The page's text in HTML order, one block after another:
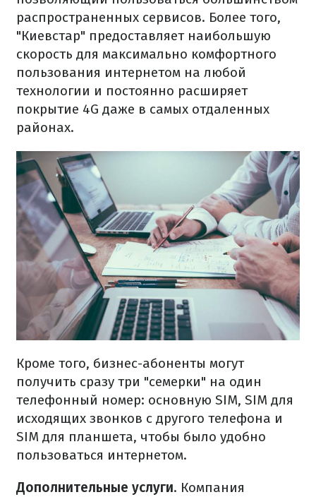
распространенных сервисов. Более того,
"Киевстар" предоставляет наибольшую
скорость для максимально комфортного
пользования интернетом на любой
технологии и постоянно расширяет
покрытие 4G даже в самых отдаленных
районах.
Кроме того, бизнес-абоненты могут
получить сразу три "семерки" на один
телефонный номер: основную SIM, SIM для
исходящих звонков с другого телефона и
SIM для планшета, чтобы было удобно
пользоваться интернетом.
Дополнительные услуги. Компания